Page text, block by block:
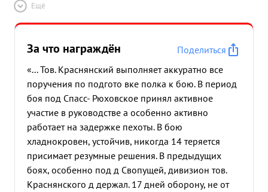
Ещё
За что награждён
Поделиться
«... Тов. Краснянский выполняет аккуратно все
поручения по подгото вке полка к бою. В период
боя под Спасс- Рюховское принял активное
участие в руководстве а особенно активно
работает на задержке пехоты. В бою
хладнокровен, устойчив, никогда 14 теряется
присимает резумные решения. В предыдущих
боях, особенно под д Свопущей, дивизион тов.
Краснянского д держал. 17 дней оборону, не от